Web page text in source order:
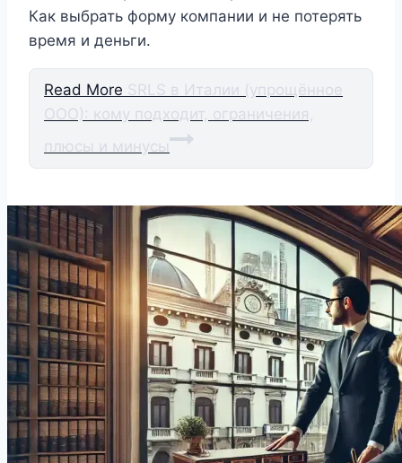
Как выбрать форму компании и не потерять
время и деньги.
Read More SRLS в Италии (упрощённое
ООО): кому подходит, ограничения,
плюсы и минусы